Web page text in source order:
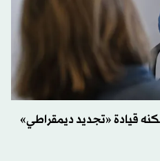
قيادة «تجديد ديمقراطي»